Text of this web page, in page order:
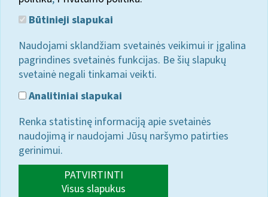
Būtinieji slapukai
Naudojami sklandžiam svetainės veikimui ir įgalina
pagrindines svetainės funkcijas. Be šių slapukų
svetainė negali tinkamai veikti.
Analitiniai slapukai
Renka statistinę informaciją apie svetainės
naudojimą ir naudojami Jūsų naršymo patirties
gerinimui.
PATVIRTINTI
Visus slapukus